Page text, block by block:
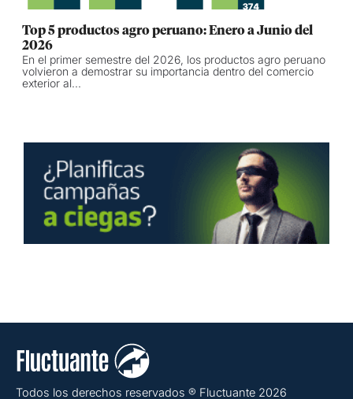
Top 5 productos agro peruano: Enero a Junio del
2026
En el primer semestre del 2026, los productos agro peruano
volvieron a demostrar su importancia dentro del comercio
exterior al...
Todos los derechos reservados ® Fluctuante 2026